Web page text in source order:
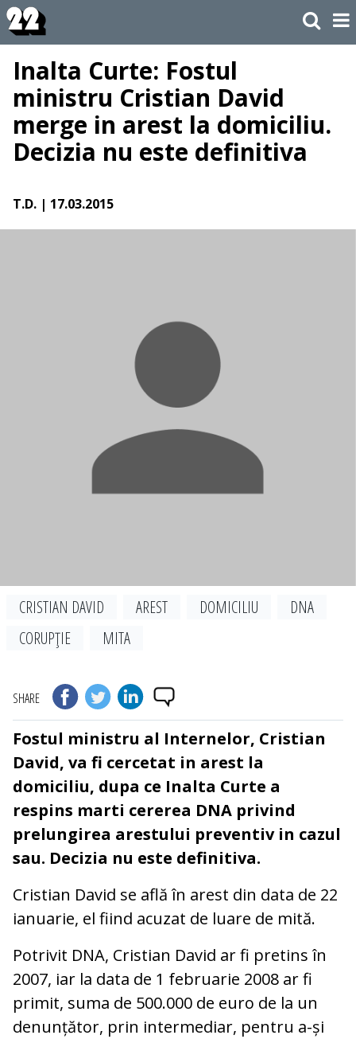
Inalta Curte: Fostul
ministru Cristian David
merge in arest la domiciliu.
Decizia nu este definitiva
T.D. | 17.03.2015
CRISTIAN DAVID AREST DOMICILIU
DNA
CORUPŢIE
MITA
SHARE
Fostul ministru al Internelor, Cristian
David, va fi cercetat in arest la
domiciliu, dupa ce Inalta Curte a
respins marti cererea DNA privind
prelungirea arestului preventiv in cazul
sau. Decizia nu este definitiva.
Cristian David se află în arest din data de 22
ianuarie, el fiind acuzat de luare de mită.
Potrivit DNA, Cristian David ar fi pretins în
2007, iar la data de 1 februarie 2008 ar fi
primit, suma de 500.000 de euro de la un
denunțător, prin intermediar, pentru a-și